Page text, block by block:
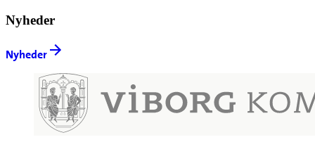
Nyheder
Nyheder